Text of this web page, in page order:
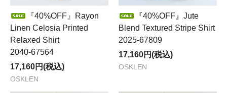
『40%OFF』Rayon
Linen Celosia Printed
Relaxed Shirt
2040-67564
17,160円(税込)
OSKLEN
『40%OFF』Jute
Blend Textured Stripe Shirt
2025-67809
17,160円(税込)
OSKLEN